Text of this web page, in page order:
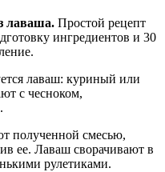
лаваша. Простой рецепт
ингредиентов и 30
лаваш: куриный или
с чесноком,
полученной смесью,
ее. Лаваш сворачивают в
рулетиками.